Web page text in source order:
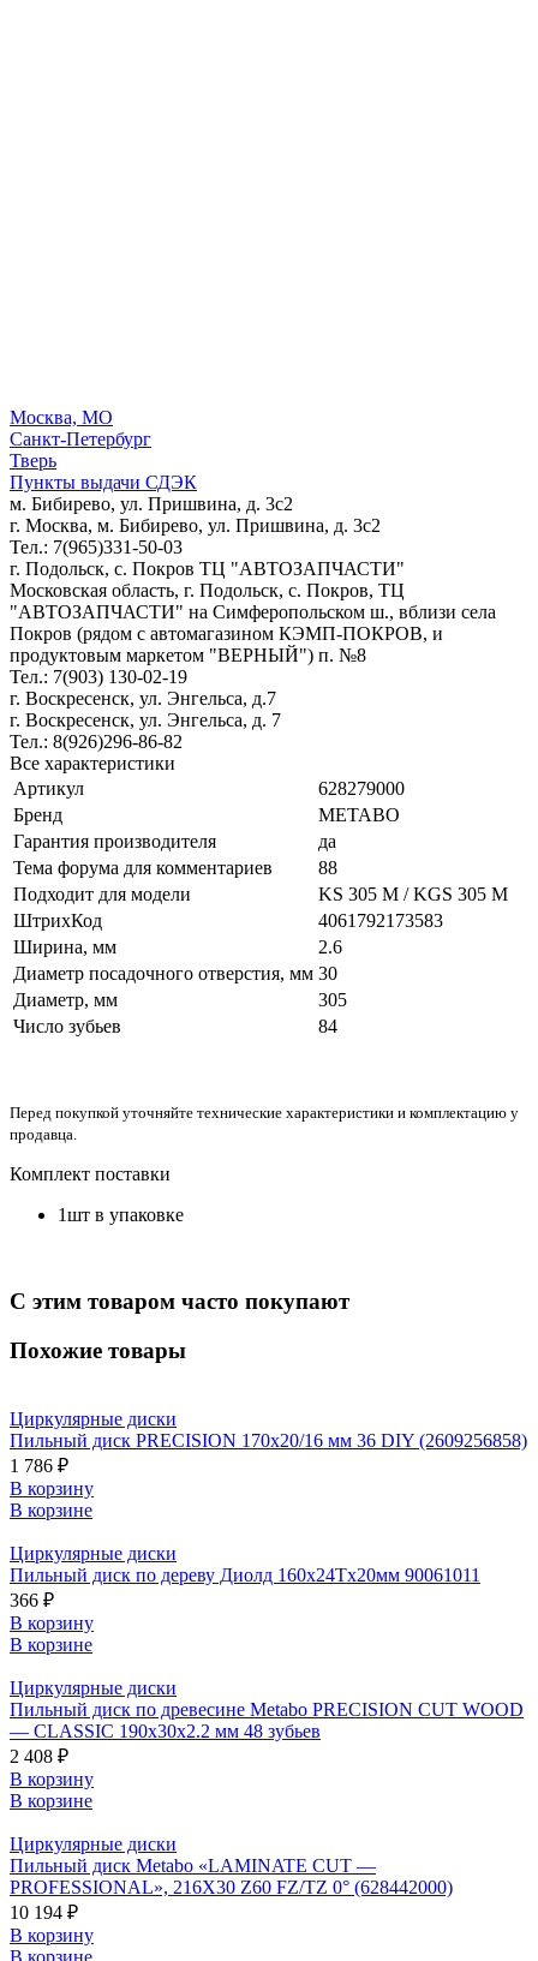
Москва, МО
Санкт-Петербург
Тверь
Пункты выдачи СДЭК
м. Бибирево, ул. Пришвина, д. 3с2
г. Москва, м. Бибирево, ул. Пришвина, д. 3с2
Тел.: 7(965)331-50-03
г. Подольск, c. Покров ТЦ "АВТОЗАПЧАСТИ"
Московская область, г. Подольск, c. Покров, ТЦ
"АВТОЗАПЧАСТИ" на Симферопольском ш., вблизи села
Покров (рядом с автомагазином КЭМП-ПОКРОВ, и
продуктовым маркетом "ВЕРНЫЙ") п. №8
Тел.: 7(903) 130-02-19
г. Воскресенск, ул. Энгельса, д.7
г. Воскресенск, ул. Энгельса, д. 7
Тел.: 8(926)296-86-82
Все характеристики
Артикул
628279000
Бренд
METABO
Гарантия производителя
да
Тема форума для комментариев
88
Подходит для модели
KS 305 M / KGS 305 M
ШтрихКод
4061792173583
Ширина, мм
2.6
Диаметр посадочного отверстия, мм 30
Диаметр, мм
305
Число зубьев
84
Перед покупкой уточняйте технические характеристики и комплектацию у
продавца.
Комплект поставки
1шт в упаковке
С этим товаром часто покупают
Похожие товары
Циркулярные диски
Пильный диск PRECISION 170x20/16 мм 36 DIY (2609256858)
1 786 ₽
В корзину
В корзине
Циркулярные диски
Пильный диск по дереву Диолд 160x24Tx20мм 90061011
366 ₽
В корзину
В корзине
Циркулярные диски
Пильный диск по древесине Metabo PRECISION CUT WOOD
— CLASSIC 190х30х2.2 мм 48 зубьев
2 408 ₽
В корзину
В корзине
Циркулярные диски
Пильный диск Metabo «LAMINATE CUT —
PROFESSIONAL», 216X30 Z60 FZ/TZ 0° (628442000)
10 194 ₽
В корзину
В корзине